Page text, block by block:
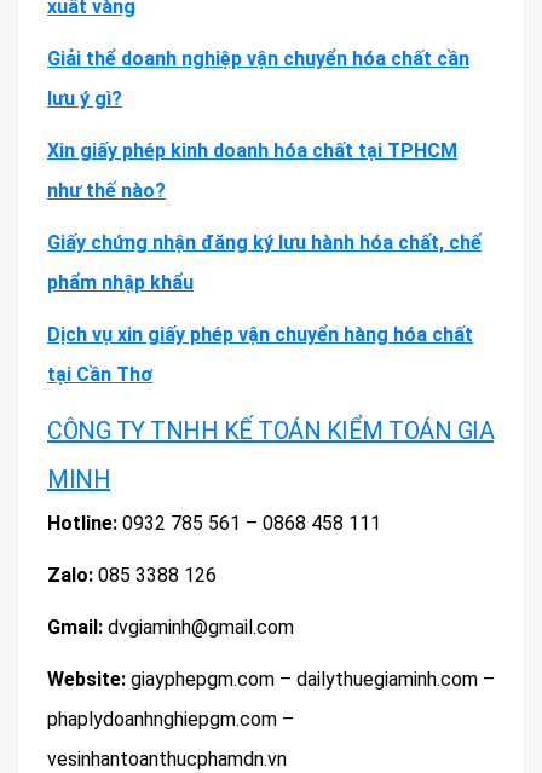
xuất vàng
Giải thể doanh nghiệp vận chuyển hóa chất cần
lưu ý gì?
Xin giấy phép kinh doanh hóa chất tại TPHCM
như thế nào?
Giấy chứng nhận đăng ký lưu hành hóa chất, chế
phẩm nhập khẩu
Dịch vụ xin giấy phép vận chuyển hàng hóa chất
tại Cần Thơ
CÔNG TY TNHH KẾ TOÁN KIỂM TOÁN GIA
MINH
Hotline: 0932 785 561 – 0868 458 111
Zalo: 085 3388 126
Gmail: dvgiaminh@gmail.com
Website: giayphepgm.com – dailythuegiaminh.com –
phaplydoanhnghiepgm.com –
vesinhantoanthucphamdn.vn